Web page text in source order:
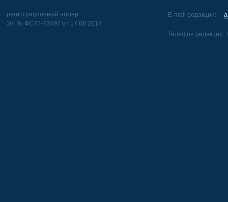
регистрационный номер
Эл № ФС77-73497 от 17.08.2018
E-mail редакции:
Телефон редакции: